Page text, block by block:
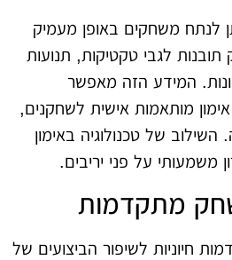
לנתח משחקים באופן מעמיק
תובנות לגבי טקטיקות, תנועות
המידע הזה מאפשר
מותאמות אישית לשחקנים,
של טכנולוגיה באימון
משמעותי על פני יריבים.
מתקדמות
חיוניות לשיפור הביצועים של